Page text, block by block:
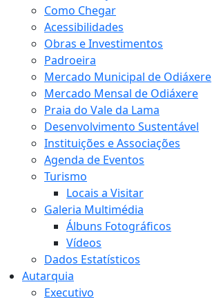
Como Chegar
Acessibilidades
Obras e Investimentos
Padroeira
Mercado Municipal de Odiáxere
Mercado Mensal de Odiáxere
Praia do Vale da Lama
Desenvolvimento Sustentável
Instituições e Associações
Agenda de Eventos
Turismo
Locais a Visitar
Galeria Multimédia
Álbuns Fotográficos
Vídeos
Dados Estatísticos
Autarquia
Executivo